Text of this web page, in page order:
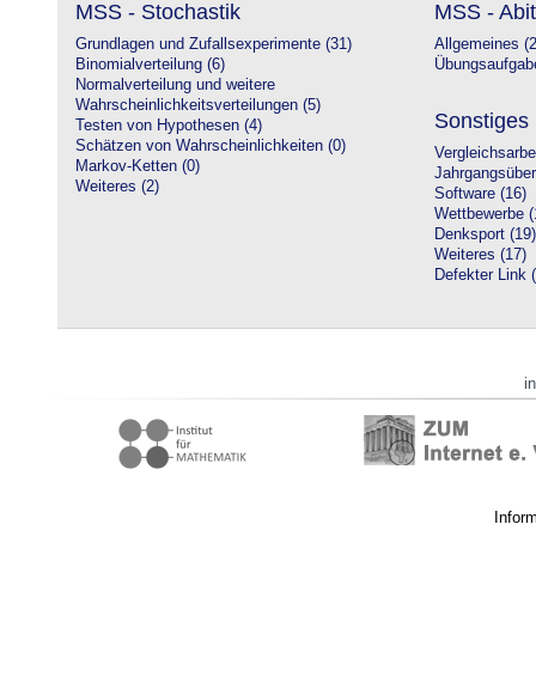
MSS - Stochastik
Grundlagen und Zufallsexperimente (31)
Binomialverteilung (6)
Normalverteilung und weitere
Wahrscheinlichkeitsverteilungen (5)
Testen von Hypothesen (4)
Schätzen von Wahrscheinlichkeiten (0)
Markov-Ketten (0)
Weiteres (2)
MSS -
Allgemeines
Sonstiges
Software (16)
Wettbewerbe
Denksport (19)
Weiteres (17)
Defekter Link